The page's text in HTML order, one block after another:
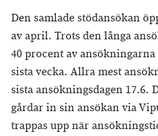
Den samlade stödansökan
av april. Trots den långa
40 procent av
sista vecka. Allra mest
sista ansökningsdagen 17.6.
gårdar in sin ansökan via
trappas upp när